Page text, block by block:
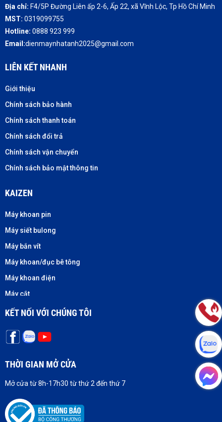
Địa chỉ: F4/5P Đường Liên ấp 2-6, Ấp 22, xã Vĩnh Lộc, Tp Hồ Chí Minh
MST: 0319099755
Hotline: 0888 923 999
Email:dienmaynhatanh2025@gmail.com
LIÊN KẾT NHANH
Giới thiệu
Chính sách bảo hành
Chính sách thanh toán
Chính sách đổi trả
Chính sách vận chuyển
Chính sách bảo mật thông tin
KAIZEN
Máy khoan pin
Máy siết bulong
Máy bắn vít
Máy khoan/đục bê tông
Máy khoan điện
Máy cắt
Máy cưa
Máy nháp
Máy bào
Máy laser
KẾT NỐI VỚI CHÚNG TÔI
THỜI GIAN MỞ CỬA
Mở cửa từ 8h-17h30 từ thứ 2 đến thứ 7